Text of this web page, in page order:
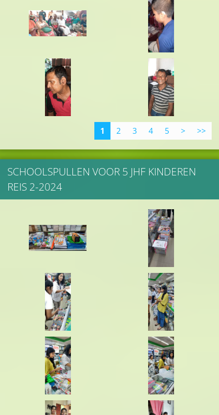
1 2 3 4 5 > >>
SCHOOLSPULLEN VOOR 5 JHF KINDEREN
REIS 2-2024